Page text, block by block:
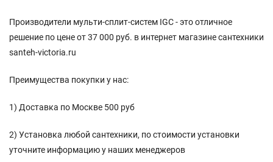
Производители мульти-сплит-систем IGC - это отличное
решение по цене от 37 000 руб. в интернет магазине сантехники
santeh-victoria.ru
Преимущества покупки у нас:
1) Доставка по Москве 500 руб
2) Установка любой сантехники, по стоимости установки
уточните информацию у наших менеджеров